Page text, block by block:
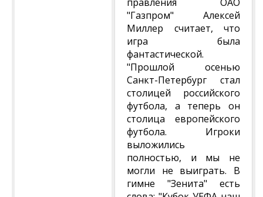
"Газпром" Алексей
Миллер считает, что
игра была
фантастической.
"Прошлой осенью
Санкт-Петербург стал
столицей российского
футбола, а теперь он
столица европейского
футбола. Игроки
выложились
полностью, и мы не
могли не выиграть. В
гимне "Зенита" есть